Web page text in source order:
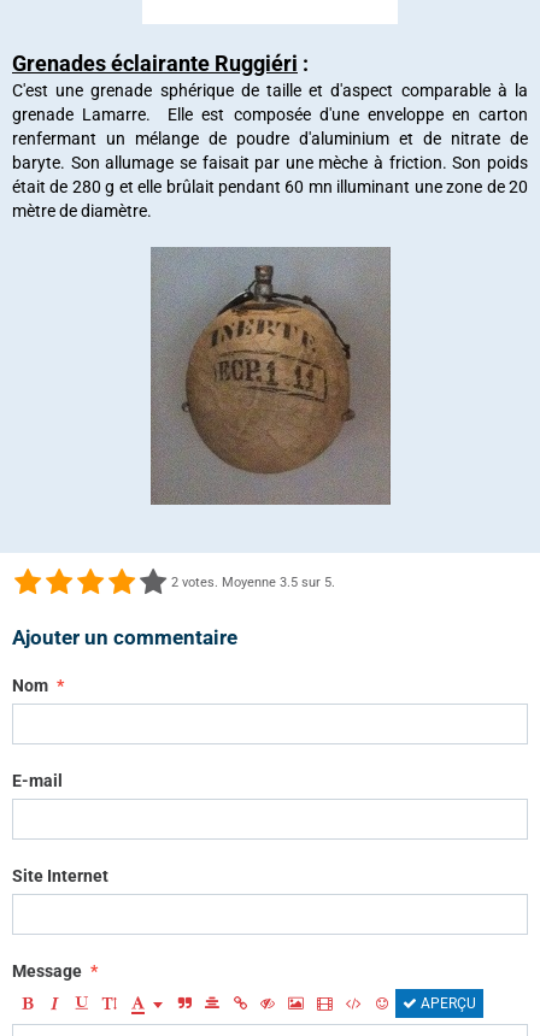
Grenades éclairante Ruggiéri :
C'est une grenade sphérique de taille et d'aspect comparable à la
grenade Lamarre. Elle est composée d'une enveloppe en carton
renfermant un mélange de poudre d'aluminium et de nitrate de
baryte. Son allumage se faisait par une mèche à friction. Son poids
était de 280 g et elle brûlait pendant 60 mn illuminant une zone de 20
mètre de diamètre.
2 votes. Moyenne 3.5 sur 5.
Ajouter un commentaire
Nom
E-mail
Site Internet
Message
APERÇU